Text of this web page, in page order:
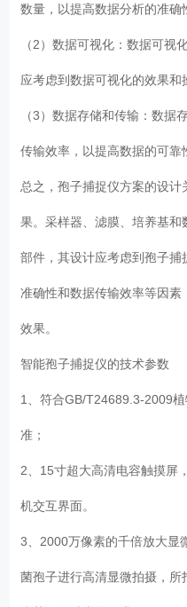
数量，以提高数据分析的准确
（2）数据可视化：数据可视
应考虑到数据可视化的效果和
（3）数据存储和传输：数据
传输效率，以提高数据的可靠
总之，孢子捕捉仪方案的设
果。采样器、滤膜、培养基
部件，其设计应考虑到孢子
准确性和数据传输效率等因
效果。
智能孢子捕捉仪的技术参数
1、符合GB/T24689.3-2009
准；
2、15寸超大高清电容触摸屏
机交互界面。
3、2000万像素的千倍放大显
菌孢子进行高清显微拍摄，